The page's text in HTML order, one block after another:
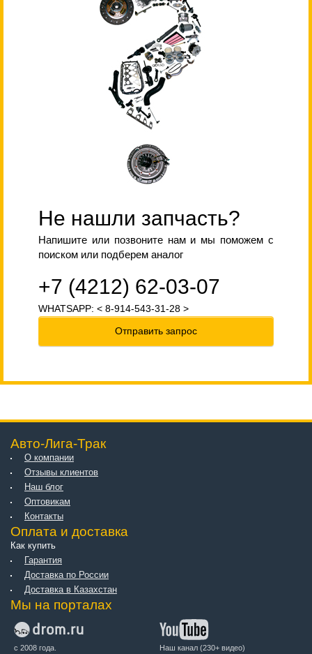
Не нашли запчасть?
Напишите или позвоните нам и мы поможем с
поиском или подберем аналог
+7 (4212) 62-03-07
WHATSAPP: < 8-914-543-31-28 >
Отправить запрос
Авто-Лига-Трак
О компании
Отзывы клиентов
Наш блог
Оптовикам
Контакты
Оплата и доставка
Как купить
Гарантия
Доставка по России
Доставка в Казахстан
Мы на порталах
с 2008 года. Наш канал (230+ видео)